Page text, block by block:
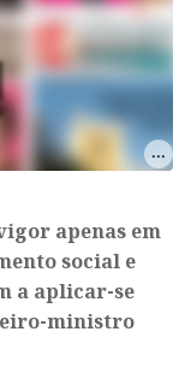
apenas em
social e
a aplicar-se
ministro